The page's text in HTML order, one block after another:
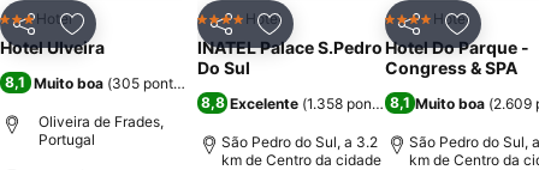
estimação não são admitidos nestas instalações.
PartilharAdicionar aos favoritos
3 Estrelas
Hotel
Hotel Ulveira
8,1 Muito boa (305 pontuações
Oliveira de Frades,
Portugal
PartilharAdicionar aos favoritos
4 EstrelasHotel
INATEL Palace S.Pedro
Do Sul
8,8 Excelente (1.358 pontuações)
São Pedro do Sul, a 3.2
km de Centro da cidade
Partilhar
4 EstrelasHotel
Hotel Do Parque -
Congress & SPA
8,1 Muito boa (2.609
São Pedro do Sul,
km de Centro da